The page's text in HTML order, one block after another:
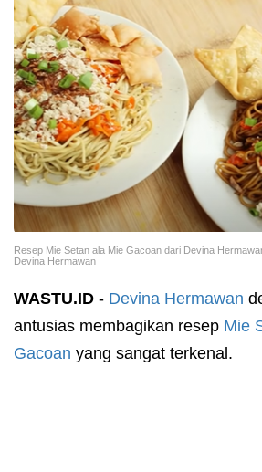
Resep Mie Setan ala Mie Gacoan dari Devina
Devina Hermawan
WASTU.ID - Devina Hermawan
antusias membagikan resep Mie
Gacoan yang sangat terkenal.